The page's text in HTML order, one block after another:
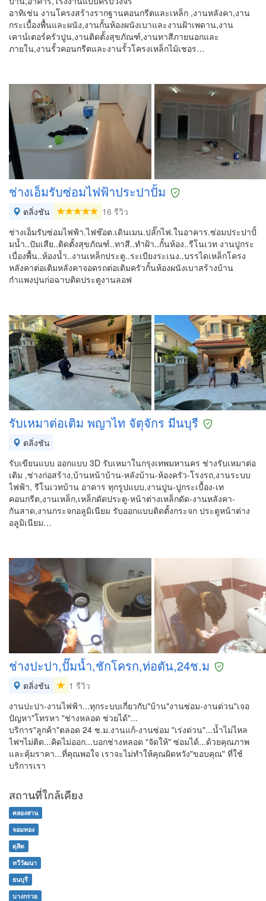
อาทิเช่น งานโครงสร้างรากฐานคอนกรีตและเหล็ก ,งานหลังคา,งาน
กระเบื้องพื้นและผนัง,งานกั้นห้องผนังเบาและงานฝ้าเพดาน,งาน
เคาน์เตอร์ครัวปูน,งานติดตั้งสุขภัณฑ์,งานทาสีภายนอกและ
ภายใน,งานรั้วคอนกรีตและงานรั้วโครงเหล็กไม้เชอร…
ช่างเอ็มรับซ่อมไฟฟ้าประปาปั้ม
ตลิ่งชัน
16 รีวิว
ช่างเอ็มรับซ่อมไฟฟ้า.ไฟช๊อต.เดินเมน.ปลั๊กไฟ.ในอาคาร.ซ่อมประปาปั้
มน้ำ..ปัมเสีย..ติดตั้งสุขภัณฑ์..ทาสี..ทำฝ้า..กั้นห้อง..รีโนเวท งานปูกระ
เบื่องพื้น..ห้องน้ำ..งานเหล็กประตู..ระเบียงระเนง..บรรไดเหล็กโครง
หลังคาต่อเติมหลังคาจอดรถต่อเติมครัวกั้นห้องผนังเบาสร้างบ้าน
กำแพงปุนก่อฉาบติดประตูงานลอฟ
รับเหมาต่อเติม พญาไท จัตุจักร มีนบุรี
ตลิ่งชัน
รับเขียนแบบ ออกแบบ 3D รับเหมาในกรุงเทพมหานคร ช่างรับเหมาต่อ
เติม ,ช่างก่อสร้าง,บ้านหน้าบ้าน-หลังบ้าน-ห้องครัว-โรงรถ,งานระบบ
ไฟฟ้า, รีโนเวทบ้าน อาคาร ทุกรูปแบบ,งานปูน-ปูกระเบื้อง-เท
คอนกรีต,งานเหล็ก,เหล็กดัดประตู-หน้าต่างเหล็กดัด-งานหลังคา-
กันสาด,งานกระจกอลูมิเนียม รับออกแบบติดตั้งกระจก ประตูหน้าต่าง
อลูมิเนียม…
ช่างปะปา,ปั๊มน้ำ,ชักโครก,ท่อตัน,24ช.ม
ตลิ่งชัน
1 รีวิว
งานปะปา-งานไฟฟ้า...ทุกระบบเกี่ยวกับ"บ้าน"งานซ่อม-งานด่วน"เจอ
ปัญหา"โทรหา "ช่างหลอด ช่วยได้"...
บริการ"ลูกค้า"ตลอด 24 ช.ม.งานแก้-งานซ่อม "เร่งด่วน"...น้ำไม่ไหล
ไฟฯไม่ติด...คิดไม่ออก...บอกช่างหลอด "จัดให้" ซ่อมได้...ด้วยคุณภาพ
และคุ้มราคา...ที่คุณพอใจ เราจะไม่ทำให้คุณผิดหวัง"ขอบคุณ" ที่ใช้
บริการเรา
สถานที่ใกล้เคียง
คลองสาน
จอมทอง
ดุสิต
ทวีวัฒนา
ธนบุรี
บางกรวย